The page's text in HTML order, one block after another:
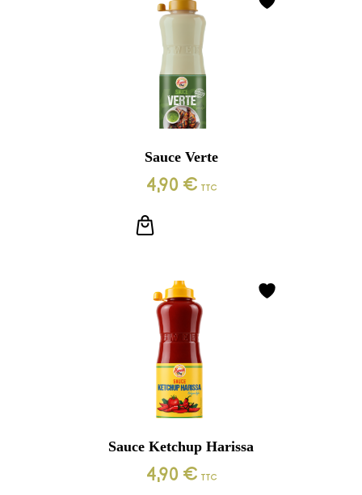
Sauce Verte
4,90 € TTC
Sauce Ketchup Harissa
4,90 € TTC